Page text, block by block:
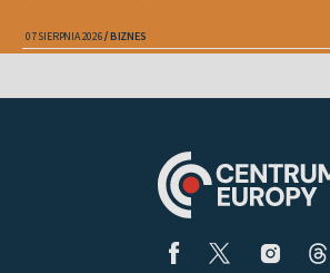
07 SIERPNIA 2026 BIZNES